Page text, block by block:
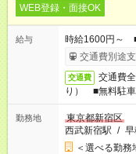
WEB登録・面接OK
給与
時給1600円～ ■
交通費別途
交通費
交通費
り） ■無料駐車
勤務地
東京都新宿区
西武新宿駅 / 早
＜選べる勤